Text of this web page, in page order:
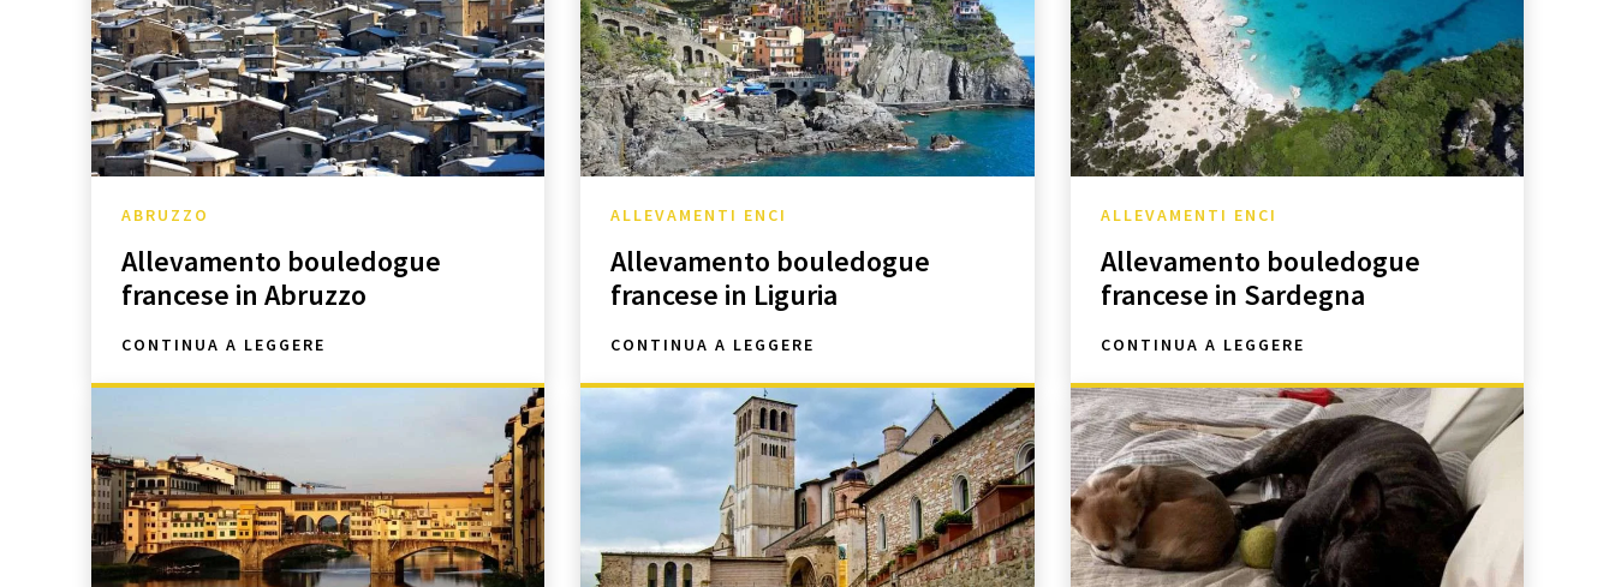
ABRUZZO
Allevamento bouledogue
francese in Abruzzo
CONTINUA A LEGGERE
ALLEVAMENTI ENCI
Allevamento bouledogue
francese in Liguria
CONTINUA A LEGGERE
ALLEVAMENTI ENCI
Allevamento bouledogue
francese in Sardegna
CONTINUA A LEGGERE